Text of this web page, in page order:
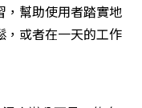
，幫助使用者踏實地
，或者在一天的工作